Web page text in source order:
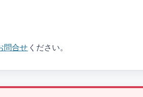
問合せ ください。